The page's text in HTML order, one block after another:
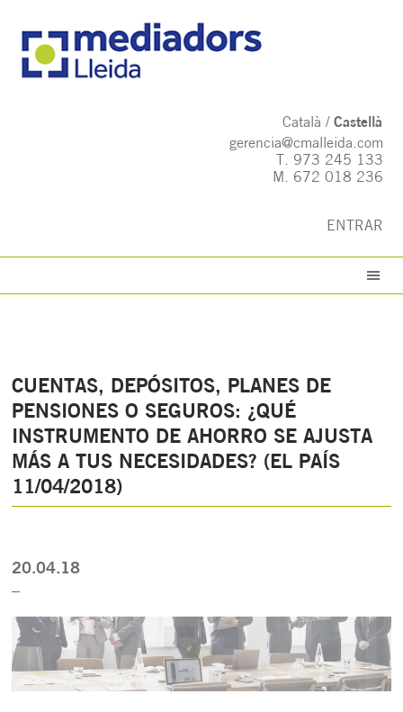
Català
Castellà
gerencia@cmalleida.com
T. 973 245 133
M. 672 018 236
ENTRAR
CUENTAS, DEPÓSITOS, PLANES DE
PENSIONES O SEGUROS: ¿QUÉ
INSTRUMENTO DE AHORRO SE AJUSTA
MÁS A TUS NECESIDADES? (EL PAÍS
11/04/2018)
20.04.18